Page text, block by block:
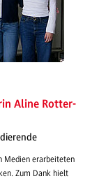
Aline Rotter-
Medien erarbeiteten
Zum Dank hielt